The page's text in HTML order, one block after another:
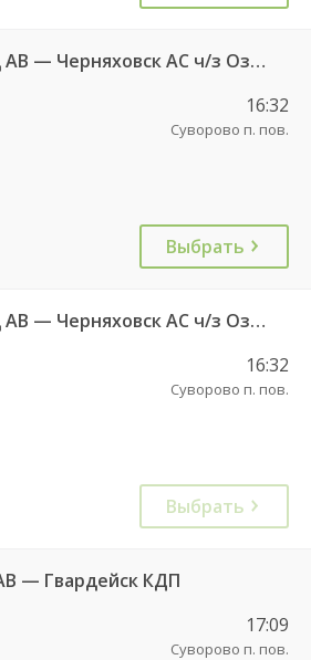
567А Калининград АВ — Черняховск АС ч/з Озерки п., Правдинск КДП, Железнодорожный КДП
16:32
Суворово п. пов.
Выбрать
567А Калининград АВ — Черняховск АС ч/з Озерки п., Правдинск КДП, Железнодорожный КДП
16:32
Суворово п. пов.
Выбрать
— Гвардейск КДП
17:09
Суворово п. пов.